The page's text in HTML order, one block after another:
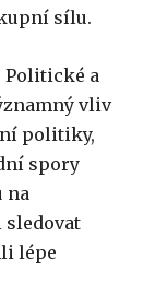
sílu.
Politické a
vliv
politiky,
spory
na
lépe